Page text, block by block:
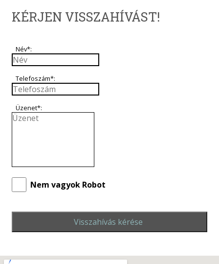
KÉRJEN VISSZAHÍVÁST!
Név*:
Telefoszám*:
Üzenet*:
Nem vagyok Robot
Visszahívás kérése